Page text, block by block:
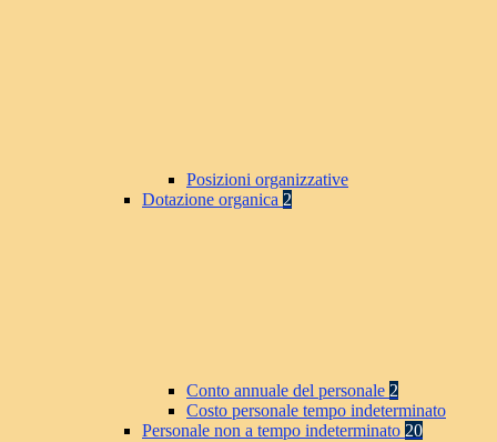
Posizioni organizzative
Dotazione organica 2
Conto annuale del personale 2
Costo personale tempo indeterminato
Personale non a tempo indeterminato 20